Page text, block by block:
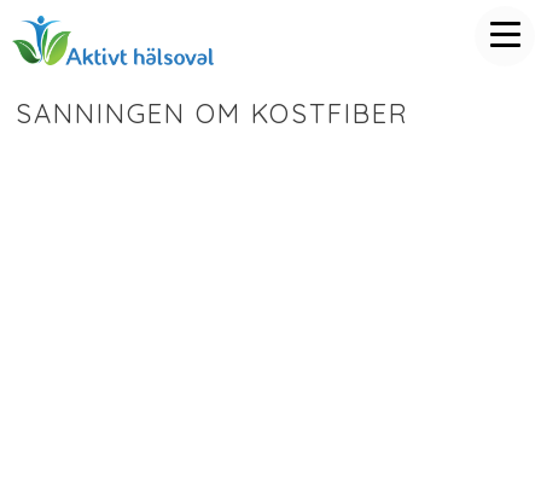
SANNINGEN OM KOSTFIBER